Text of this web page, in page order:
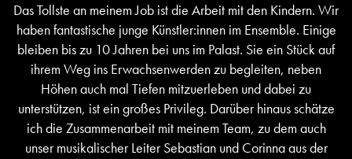
Das Tollste an meinem Job ist die Arbeit mit den Kindern. Wir
haben fantastische junge Künstler:innen im Ensemble. Einige
bleiben bis zu 10 Jahren bei uns im Palast. Sie ein Stück auf
ihrem Weg ins Erwachsenwerden zu begleiten, neben
Höhen auch mal Tiefen mitzuerleben und dabei zu
unterstützen, ist ein großes Privileg. Darüber hinaus schätze
ich die Zusammenarbeit mit meinem Team, zu dem auch
unser musikalischer Leiter Sebastian und Corinna aus der